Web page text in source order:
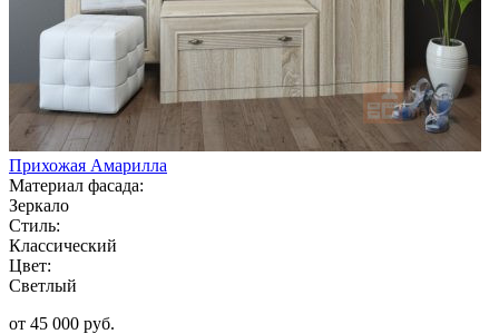
Прихожая Амарилла
Материал фасада:
Зеркало
Стиль:
Классический
Цвет:
Светлый
от 45 000 руб.